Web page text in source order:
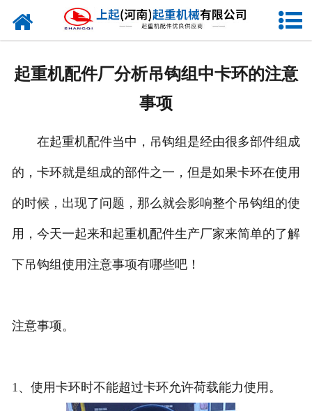
网站首页
资质证书
合作客户
起重机配件厂分析吊钩组中卡环的注意
事项
在起重机配件当中，吊钩组是经由很多部件组成
的，卡环就是组成的部件之一，但是如果卡环在使用
的时候，出现了问题，那么就会影响整个吊钩组的使
用，今天一起来和起重机配件生产厂家来简单的了解
下吊钩组使用注意事项有哪些吧！
注意事项。
1、使用卡环时不能超过卡环允许荷载能力使用。